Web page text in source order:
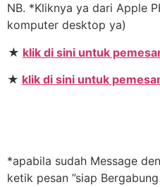
NB. *Kliknya ya dari Apple
komputer desktop ya)
★ klik di sini untuk
★ klik di sini untuk
*apabila sudah Message
ketik pesan ”siap